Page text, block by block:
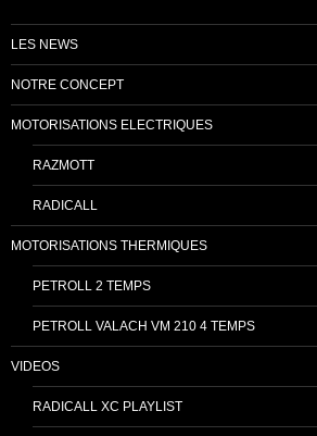
LES NEWS
NOTRE CONCEPT
MOTORISATIONS ELECTRIQUES
RAZMOTT
RADICALL
MOTORISATIONS THERMIQUES
PETROLL 2 TEMPS
PETROLL VALACH VM 210 4 TEMPS
VIDEOS
RADICALL XC PLAYLIST